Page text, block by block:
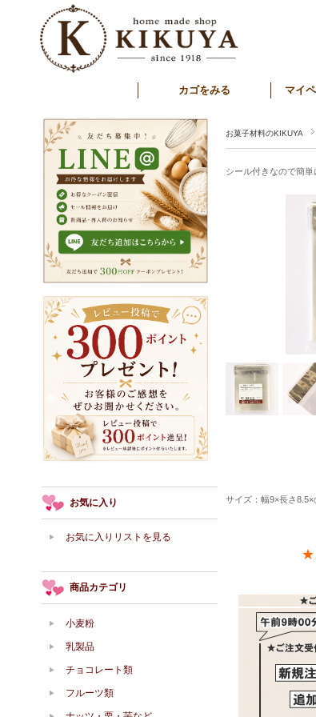
カゴをみる マイ
お菓子材料のKIKUYA
シール付きなので簡
サイズ：幅9×長さ
★
お気に入り
お気に入りリストを見る
商品カテゴリ
小麦粉
乳製品
チョコレート類
フルーツ類